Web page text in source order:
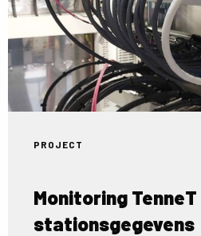
PROJECT
Monitoring TenneT
stationsgegevens
stationsgegevens